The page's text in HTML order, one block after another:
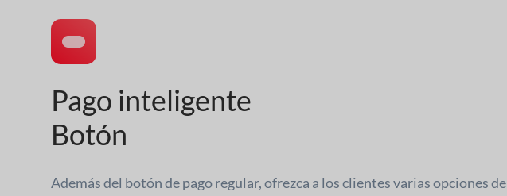
Pago inteligente
Botón
Además del botón de pago regular, ofrezca a los clientes varias opciones de